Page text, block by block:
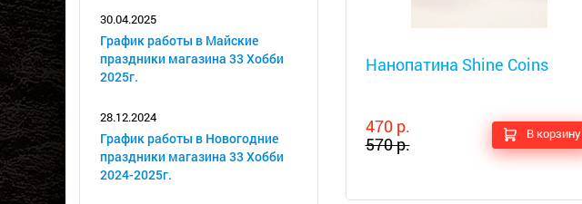
30.04.2025
График работы в Майские
праздники магазина 33 Хобби
2025г.
28.12.2024
График работы в Новогодние
праздники магазина 33 Хобби
2024-2025г.
Нанопатина Shine Coins
470 р.
570 р.
В корзину